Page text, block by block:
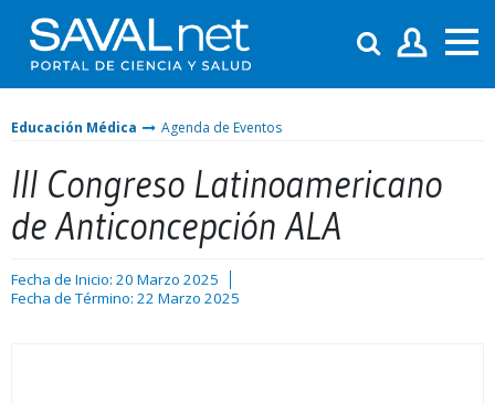
Educación Médica Agenda de Eventos
III Congreso Latinoamericano
de Anticoncepción ALA
Fecha de Inicio: 20 Marzo 2025
Fecha de Término: 22 Marzo 2025